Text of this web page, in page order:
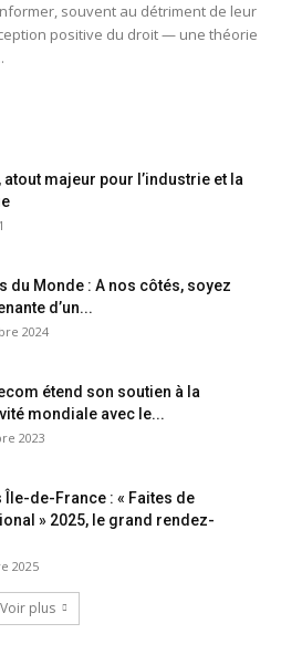
souvent au détriment de leur
positive du droit — une théorie
atout majeur pour l’industrie et la
du Monde : A nos côtés, soyez
d’un...
2024
étend son soutien à la
mondiale avec le...
2023
Île-de-France : « Faites de
» 2025, le grand rendez-
2025
Voir plus